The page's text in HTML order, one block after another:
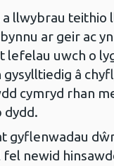
llwybrau teithio
ar geir ac
lefelau uwch o
â
cymryd rhan
gyflenwadau
newid